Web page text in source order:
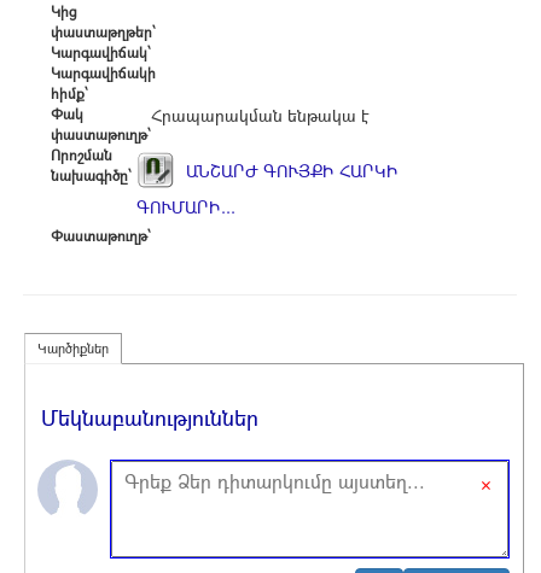
Կից
փաստաթղթեր՝
Կարգավիճակ՝
Կարգավիճակի
հիմք՝
Փակ
փաստաթուղթ՝
Հրապարակման ենթակա է
Որոշման
նախագիծը՝
ԱՆՇԱՐԺ ԳՈՒՅՔԻ ՀԱՐԿԻ
ԳՈՒՄԱՐԻ...
Փաստաթուղթ՝
Կարծիքներ
Մեկնաբանություններ
×